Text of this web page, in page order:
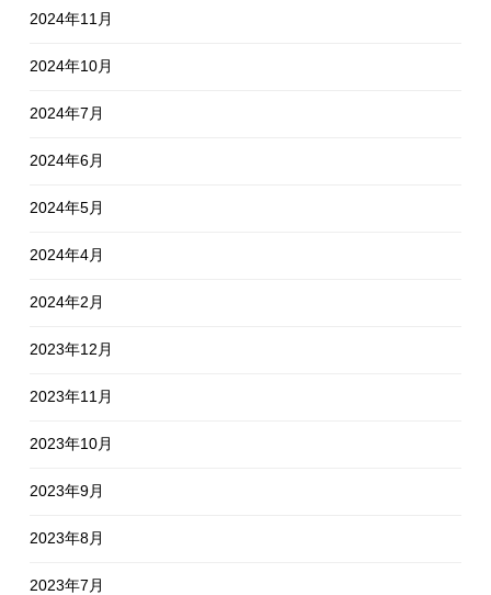
2024年11月
2024年10月
2024年7月
2024年6月
2024年5月
2024年4月
2024年2月
2023年12月
2023年11月
2023年10月
2023年9月
2023年8月
2023年7月